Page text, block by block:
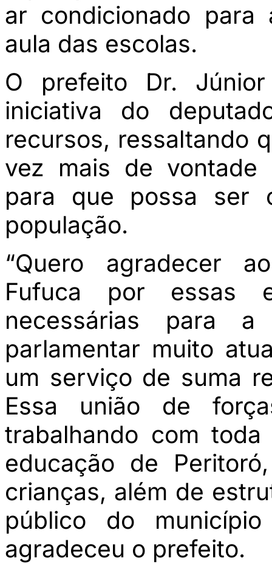
ar condicionado
aula das escolas.
O prefeito Dr.
iniciativa do
recursos, ressaltando
vez mais de vontade
para que possa ser
população.
“Quero agradecer
Fufuca por essas
necessárias para
parlamentar muito
um serviço de suma
Essa união de
trabalhando com
educação de
crianças, além de
público do
agradeceu o prefeito.